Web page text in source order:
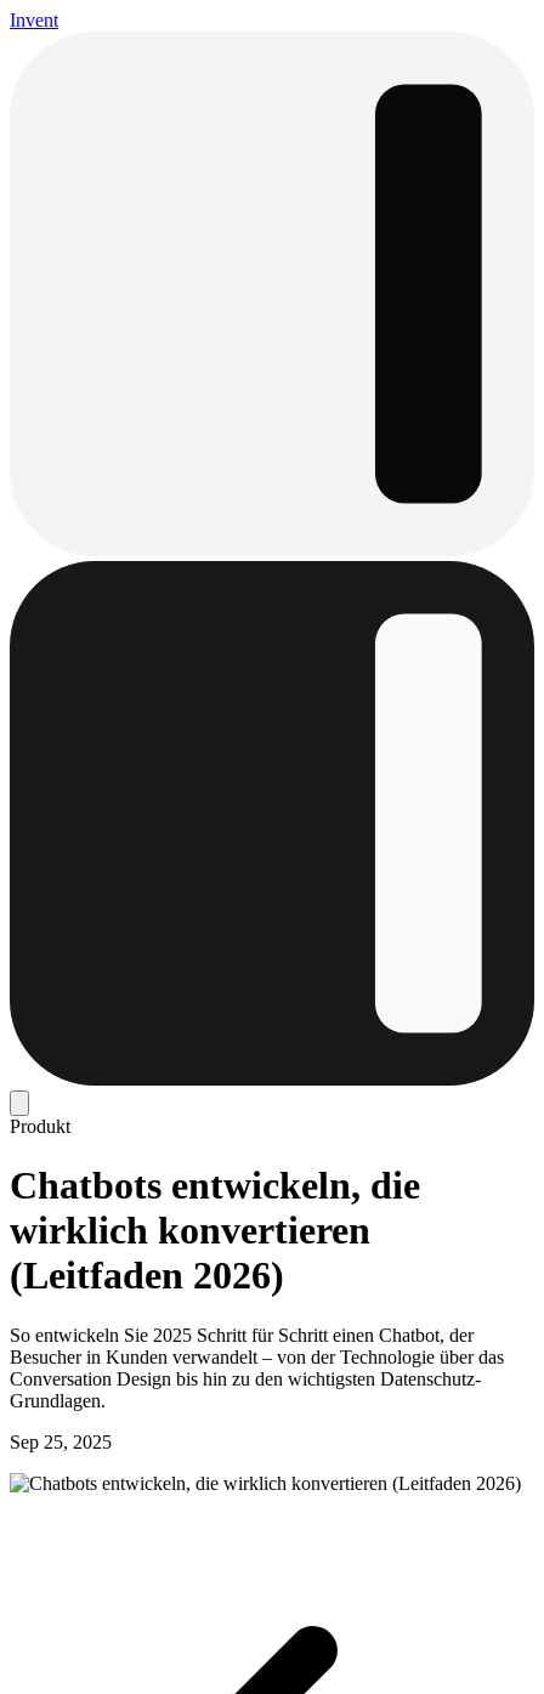
Invent
Produkt
Chatbots entwickeln, die
wirklich konvertieren
(Leitfaden 2026)
So entwickeln Sie 2025 Schritt für Schritt einen Chatbot, der
Besucher in Kunden verwandelt – von der Technologie über das
Conversation Design bis hin zu den wichtigsten Datenschutz-
Grundlagen.
Sep 25, 2025